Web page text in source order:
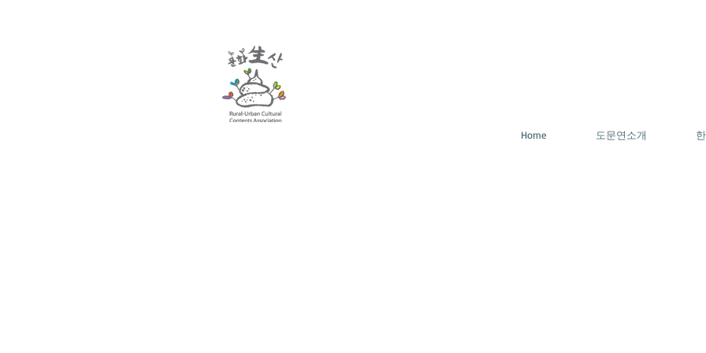
Home 도문연소개